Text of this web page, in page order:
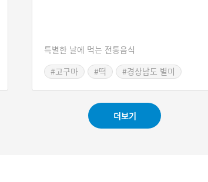
특별한 날에 먹는 전통음식
#고구마
#떡 #경상남도 별미
더보기